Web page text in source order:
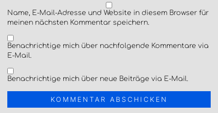
Name, E-Mail-Adresse und Website in diesem Browser für
meinen nächsten Kommentar speichern.
Benachrichtige mich über nachfolgende Kommentare via
E-Mail.
Benachrichtige mich über neue Beiträge via E-Mail.